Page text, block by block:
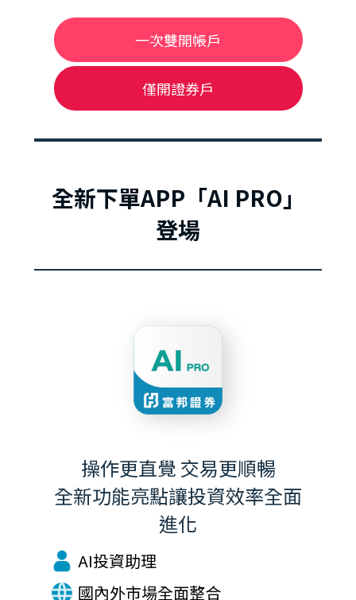
一次雙開帳戶
僅開證券戶
全新下單APP「AI PRO」
登場
操作更直覺 交易更順暢
全新功能亮點讓投資效率全面
進化
AI投資助理
國內外市場全面整合